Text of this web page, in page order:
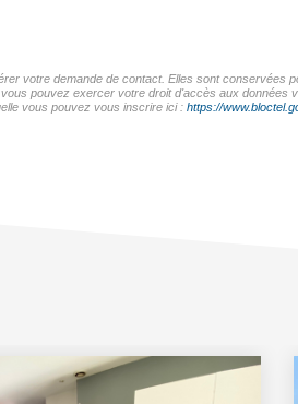
votre demande de contact. Elles sont conservées
pouvez exercer votre droit d'accès aux
vous pouvez vous inscrire ici : https://